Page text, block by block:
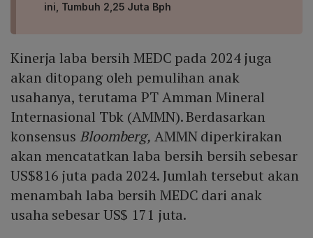
ini, Tumbuh 2,25 Juta Bph
Kinerja laba bersih MEDC pada 2024 juga
akan ditopang oleh pemulihan anak
usahanya, terutama PT Amman Mineral
Internasional Tbk (AMMN). Berdasarkan
konsensus Bloomberg, AMMN diperkirakan
akan mencatatkan laba bersih bersih sebesar
US$816 juta pada 2024. Jumlah tersebut akan
menambah laba bersih MEDC dari anak
usaha sebesar US$ 171 juta.